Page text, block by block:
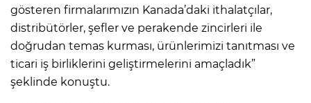
gösteren firmalarımızın Kanada’daki ithalatçılar,
distribütörler, şefler ve perakende zincirleri ile
doğrudan temas kurması, ürünlerimizi tanıtması ve
ticari iş birliklerini geliştirmelerini amaçladık”
şeklinde konuştu.